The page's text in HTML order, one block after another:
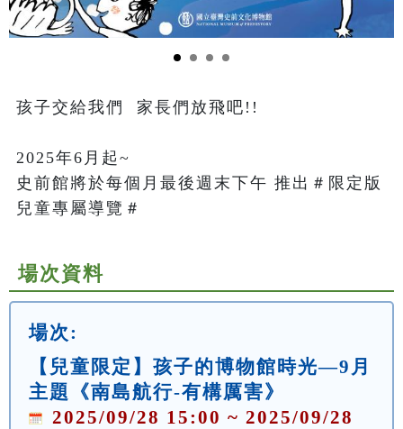
孩子交給我們  家長們放飛吧!!
2025年6月起~
史前館將於每個月最後週末下午 推出＃限定版
兒童專屬導覽＃
場次資料
場次:
【兒童限定】孩子的博物館時光—9月
主題《南島航行-有構厲害》
2025/09/28 15:00 ~ 2025/09/28